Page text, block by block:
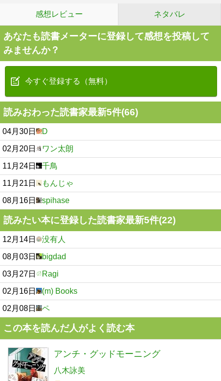
感想レビュー ネタバレ
あなたも読書メーターに登録して感想を投稿して
みませんか？
今すぐ登録する（無料）
読みおわった読書家最新5件(66)
04月30日 D
02月20日 ワン太朗
11月24日 千鳥
11月21日 もんじゃ
08月16日 spihase
読みたい本に登録した読書家最新5件(22)
12月14日 没有人
08月03日 bigdad
03月27日 Ragi
02月16日 (m) Books
02月08日 ペ
この本を読んだ人がよく読む本
アンチ・グッドモーニング
八木詠美